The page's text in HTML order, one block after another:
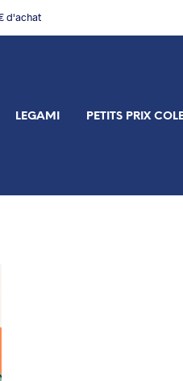
d'achat
LEGAMI PETITS PRIX